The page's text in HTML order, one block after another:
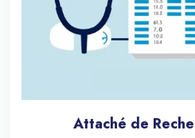
Attaché de